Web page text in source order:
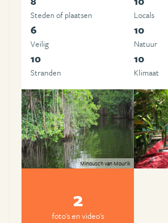
Steden of plaatsen Locals
6
Veilig
10
Natuur
10
Stranden
10
Klimaat
Minousch van Mourik
2
foto's en video's